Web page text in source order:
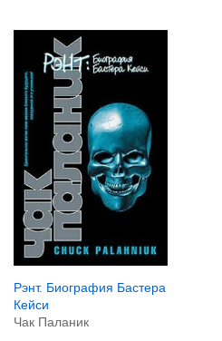
Рэнт. Биография Бастера
Кейси
Чак Паланик